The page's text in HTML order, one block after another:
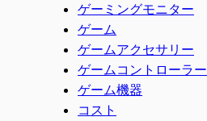
ゲーミングモニター
ゲーム
ゲームアクセサリー
ゲームコントローラー
ゲーム機器
コスト